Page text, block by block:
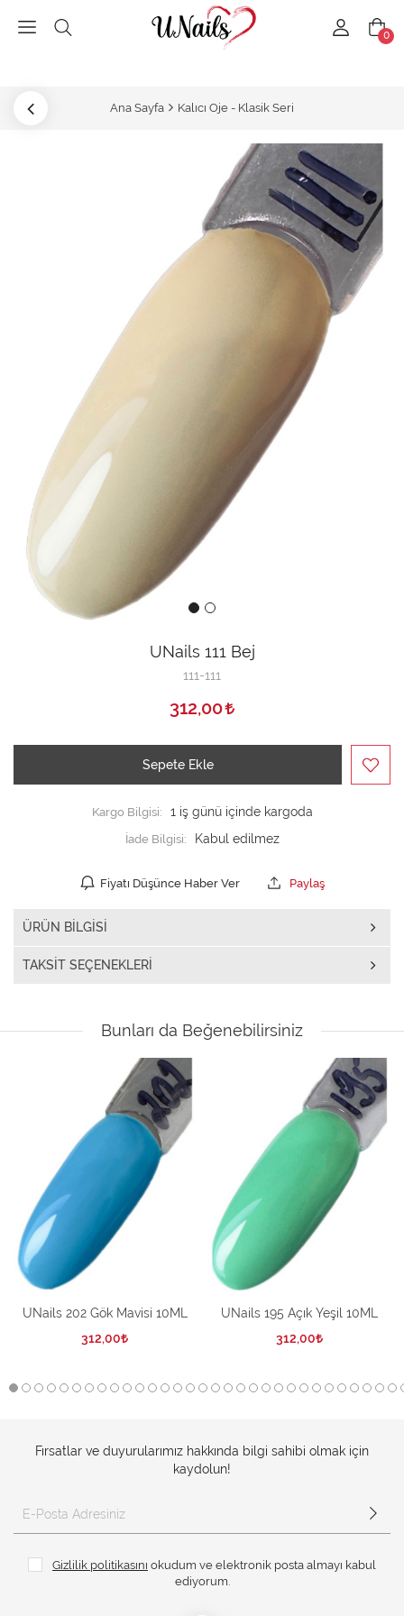
0
Ana Sayfa Kalıcı Oje - Klasik Seri
UNails 111 Bej
111-111
312,00
Sepete Ekle
Kargo Bilgisi:
1 iş günü içinde kargoda
İade Bilgisi:
Fiyatı Düşünce Haber Ver Paylaş
ÜRÜN BILGISI
TAKSIT SEÇENEKLERI
Bunları da Beğenebilirsiniz
UNails 202 Gök Mavisi 10ML
312,00
UNails 195 Açık Yeşil 10ML
312,00
Fırsatlar ve duyurularımız hakkında bilgi sahibi olmak için
kaydolun!
Gizlilik politikasını okudum ve elektronik posta almayı kabul
ediyorum.